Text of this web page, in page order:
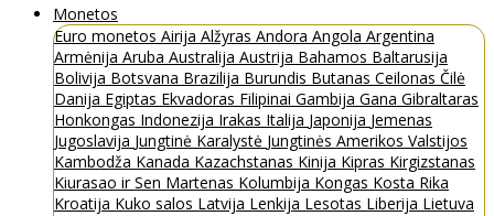
Monetos
Euro monetos Airija Alžyras Andora Angola Argentina
Armėnija Aruba Australija Austrija Bahamos Baltarusija
Bolivija Botsvana Brazilija Burundis Butanas Ceilonas Čilė
Danija Egiptas Ekvadoras Filipinai Gambija Gana Gibraltaras
Honkongas Indonezija Irakas Italija Japonija Jemenas
Jugoslavija Jungtinė Karalystė Jungtinės Amerikos Valstijos
Kambodža Kanada Kazachstanas Kinija Kipras Kirgizstanas
Kiurasao ir Sen Martenas Kolumbija Kongas Kosta Rika
Kroatija Kuko salos Latvija Lenkija Lesotas Liberija Lietuva